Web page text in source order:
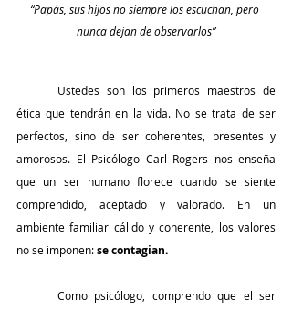
“Papás, sus hijos no siempre los escuchan, pero
nunca dejan de observarlos”
ética que tendrán en la vida. No se trata de ser
perfectos, sino de ser coherentes, presentes y
amorosos. El Psicólogo Carl Rogers nos enseña
que un ser humano florece cuando se siente
comprendido, aceptado y valorado. En un
ambiente familiar cálido y coherente, los valores
no se imponen: se contagian.